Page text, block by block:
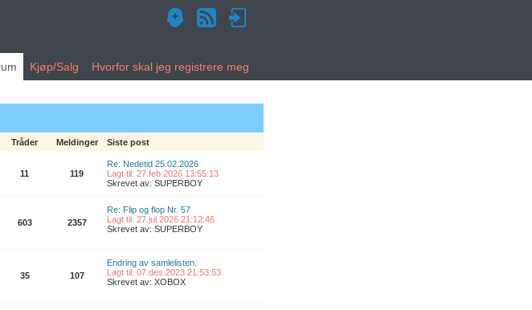
Kjøp/Salg Hvorfor skal jeg registrere meg
Tråder Meldinger Siste post
11 119
Re: Nedetid 25.02.2026
Lagt til: 27.feb.2026 13:55:13
Skrevet av: SUPERBOY
603 2357
Re: Flip og flop Nr. 57
Lagt til: 27.jul.2026 21:12:46
Skrevet av: SUPERBOY
35 107
Endring av samlelisten.
Lagt til: 07.des.2023 21:53:53
Skrevet av: XOBOX